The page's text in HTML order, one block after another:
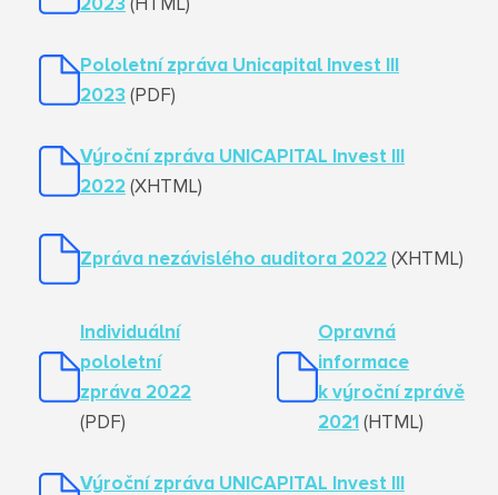
2023 (HTML)
Pololetní zpráva Unicapital Invest III
2023 (PDF)
Výroční zpráva UNICAPITAL Invest III
2022 (XHTML)
Zpráva nezávislého auditora 2022 (XHTML)
Individuální
pololetní
zpráva 2022
(PDF)
Opravná
informace
k výroční zprávě
2021 (HTML)
Výroční zpráva UNICAPITAL Invest III